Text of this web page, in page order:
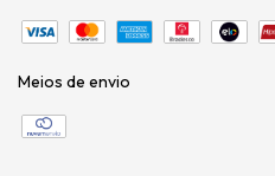
Meios de envio